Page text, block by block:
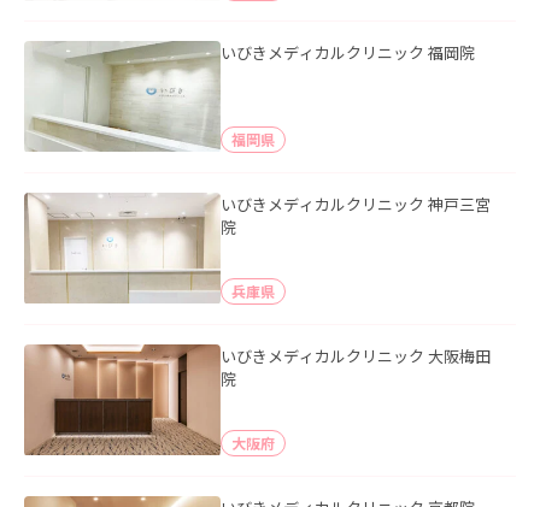
いびきメディカルクリニック 福岡院
福岡県
いびきメディカルクリニック 神戸三宮
院
兵庫県
いびきメディカルクリニック 大阪梅田
院
大阪府